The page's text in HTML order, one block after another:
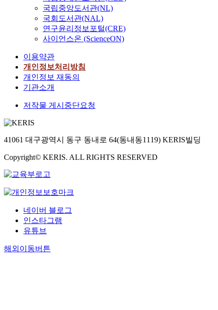
국립중앙도서관(NL)
국회도서관(NAL)
연구윤리정보포털(CRE)
사이언스온 (ScienceON)
이용약관
개인정보처리방침
개인정보 재동의
기관소개
저작물 게시중단요청
41061 대구광역시 동구 동내로 64(동내동1119) KERIS빌딩
Copyright© KERIS. ALL RIGHTS RESERVED
네이버 블로그
인스타그램
유튜브
해외이동버튼